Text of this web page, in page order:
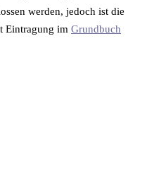
wer­den, je­doch ist die
Ein­tra­gung im Grund­buch